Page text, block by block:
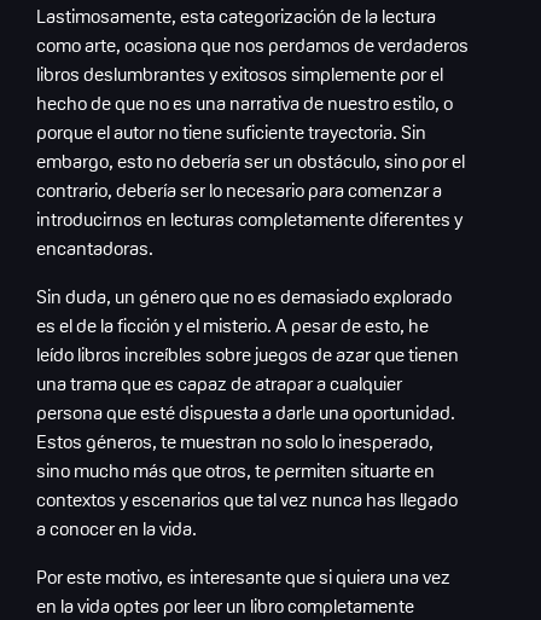
Lastimosamente, esta categorización de la lectura
como arte, ocasiona que nos perdamos de verdaderos
libros deslumbrantes y exitosos simplemente por el
hecho de que no es una narrativa de nuestro estilo, o
porque el autor no tiene suficiente trayectoria. Sin
embargo, esto no debería ser un obstáculo, sino por el
contrario, debería ser lo necesario para comenzar a
introducirnos en lecturas completamente diferentes y
encantadoras.
Sin duda, un género que no es demasiado explorado
es el de la ficción y el misterio. A pesar de esto, he
leído libros increíbles sobre juegos de azar que tienen
una trama que es capaz de atrapar a cualquier
persona que esté dispuesta a darle una oportunidad.
Estos géneros, te muestran no solo lo inesperado,
sino mucho más que otros, te permiten situarte en
contextos y escenarios que tal vez nunca has llegado
a conocer en la vida.
Por este motivo, es interesante que si quiera una vez
en la vida optes por leer un libro completamente